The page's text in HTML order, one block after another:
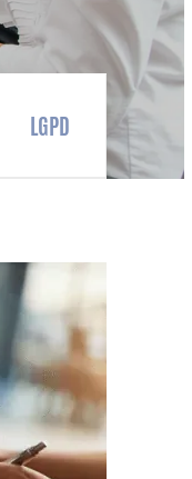
LGPD